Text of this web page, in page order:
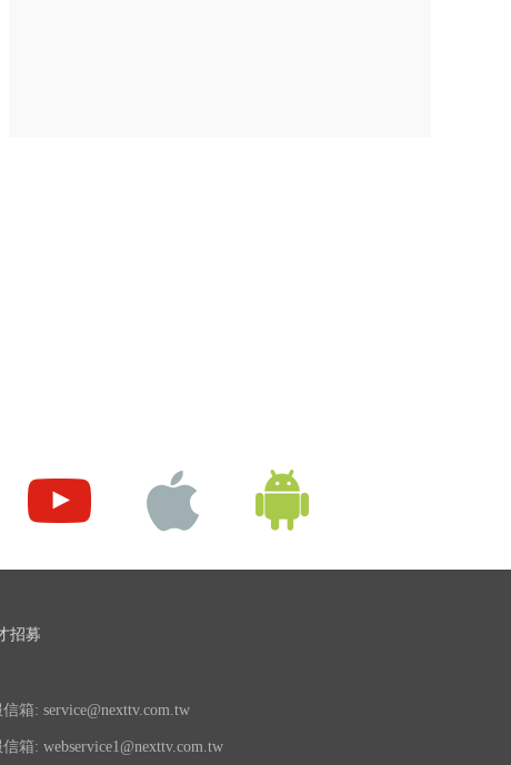
招募
箱: service@nexttv.com.tw
箱: webservice1@nexttv.com.tw